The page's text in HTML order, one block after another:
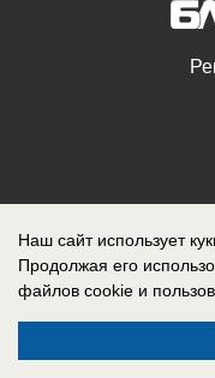
Наш сайт использует
Продолжая его
файлов cookie и